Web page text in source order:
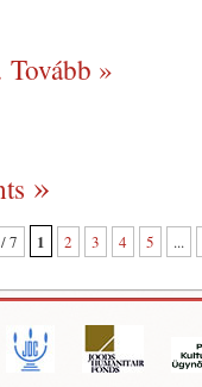
»
7 1 2 3 4 5 ...